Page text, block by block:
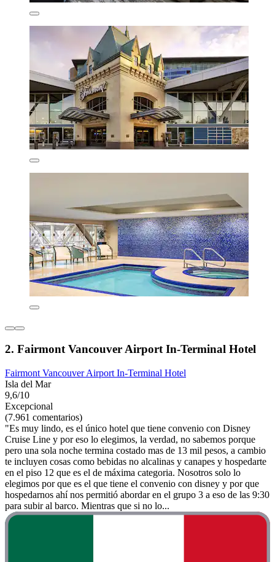
2. Fairmont Vancouver Airport In-Terminal Hotel
Fairmont Vancouver Airport In-Terminal Hotel
Isla del Mar
9,6/10
Excepcional
(7.961 comentarios)
"Es muy lindo, es el único hotel que tiene convenio con Disney
Cruise Line y por eso lo elegimos, la verdad, no sabemos porque
pero una sola noche termina costado mas de 13 mil pesos, a cambio
te incluyen cosas como bebidas no alcalinas y canapes y hospedarte
en el piso 12 que es el de máxima categoria. Nosotros solo lo
elegimos por que es el que tiene el convenio con disney y por que
hospedarnos ahí nos permitió abordar en el grupo 3 a eso de las 9:30
para subir al barco. Mientras que si no lo...